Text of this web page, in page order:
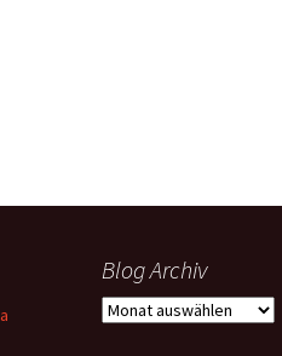
Blog Archiv
Blog